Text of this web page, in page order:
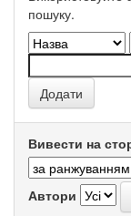
пошуку.
Вивести на
Автори